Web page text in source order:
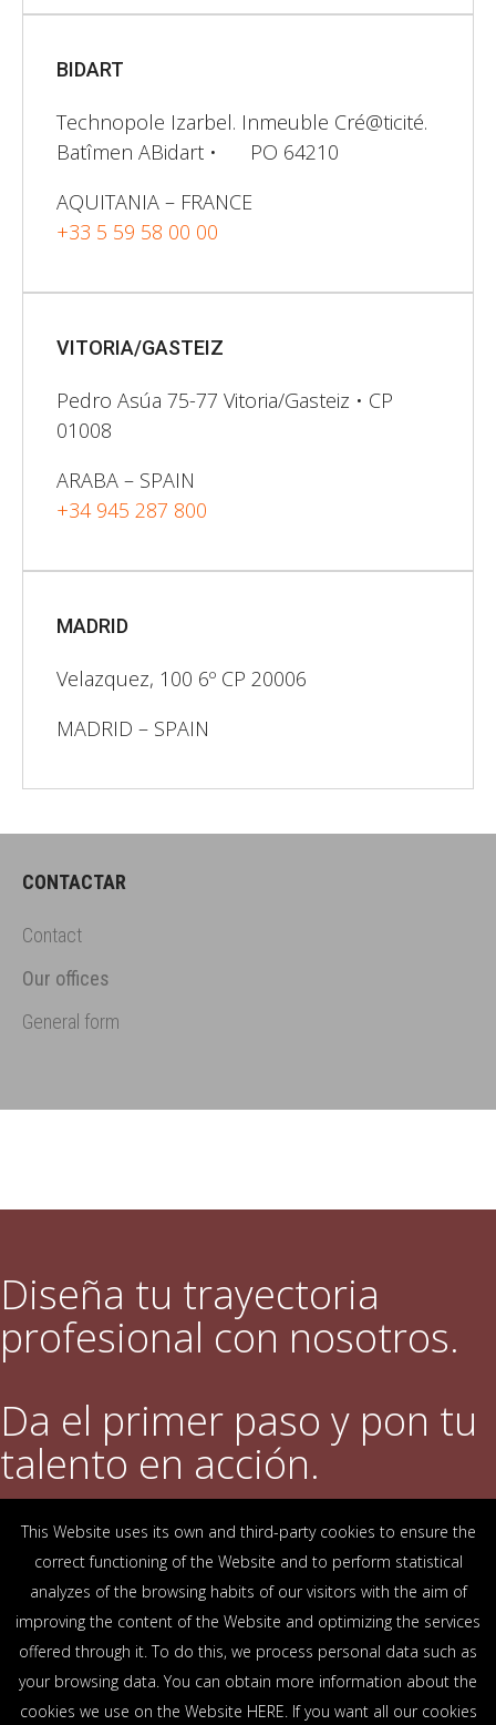
CONTACTAR
Contact
Our offices
General form
BIDART
Technopole Izarbel. Inmeuble Cré@ticité.
Batîmen ABidart • PO 64210
AQUITANIA – FRANCE
+33 5 59 58 00 00
VITORIA/GASTEIZ
Pedro Asúa 75-77 Vitoria/Gasteiz • CP
01008
ARABA – SPAIN
+34 945 287 800
MADRID
Velazquez, 100 6º CP 20006
MADRID – SPAIN
Diseña tu trayectoria
profesional con nosotros.
Da el primer paso y pon tu
talento en acción.
DESCUBRE QUÉ OFRECEMOS
OFICINAS
Arrasate-Mondragón Bilbao
Zamudio
Donostia-San Sebastián
Vitoria-Gasteiz
Madrid
El Astillero Bidart
This Website uses its own and third-party cookies to ensure the
correct functioning of the Website and to perform statistical
analyzes of the browsing habits of our visitors with the aim of
improving the content of the Website and optimizing the services
offered through it. To do this, we process personal data such as
your browsing data. You can obtain more information about the
cookies we use on the Website HERE. If you want all our cookies